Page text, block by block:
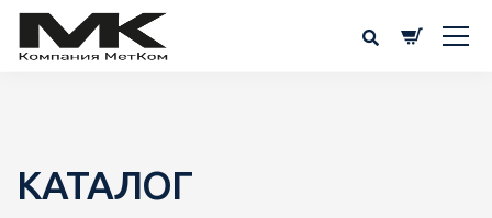
КАТАЛОГ